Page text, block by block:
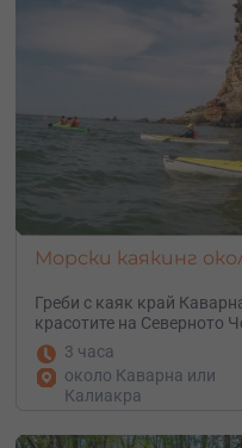
Морски каякинг
Греби с каяк край
красотите на Северното
3 часа
около Каварна или
Калиакра